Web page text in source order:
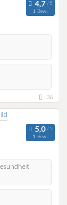
1 Bew.
36
1 Bew.